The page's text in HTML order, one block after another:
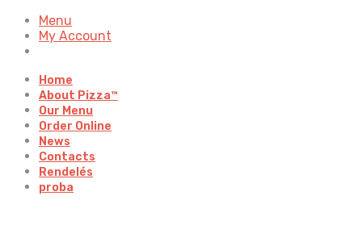
Menu
My Account
Home
About Pizza™
Our Menu
Order Online
News
Contacts
Rendelés
proba